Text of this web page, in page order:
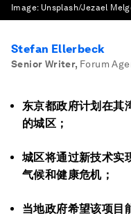
Image: Unsplash/Jezael
Stefan Ellerbeck
Senior Writer, Forum
东京都政府计划在其
的城区；
城区将通过新技术实
气候和健康危机；
当地政府希望该项目